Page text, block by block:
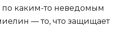
по каким-то неведомым
— то, что защищает